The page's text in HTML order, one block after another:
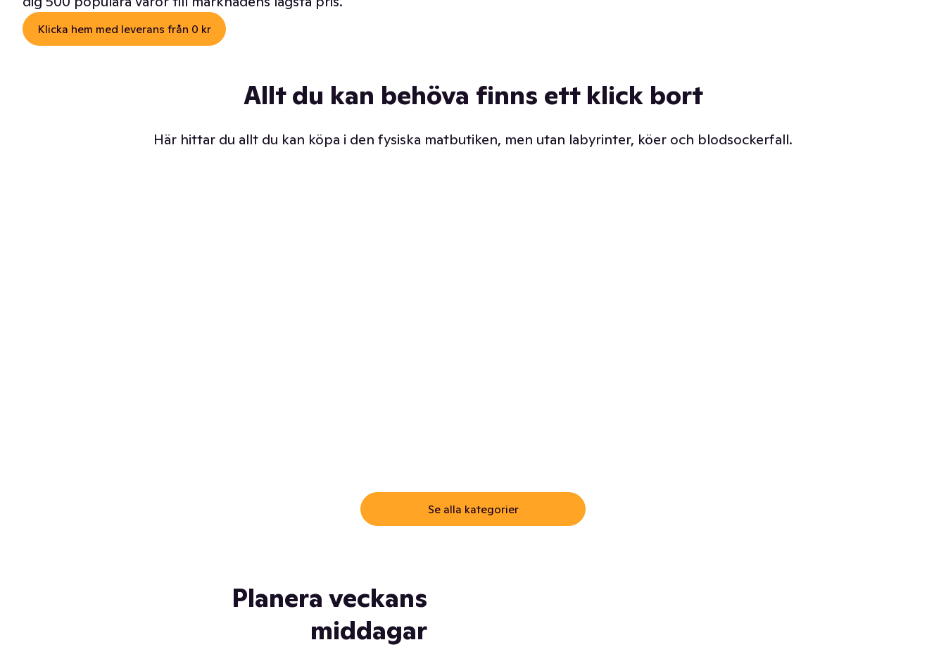
Klicka hem med leverans från 0 kr
Allt du kan behöva finns ett klick bort
Här hittar du allt du kan köpa i den fysiska matbutiken, men utan labyrinter, köer och blodsockerfall.
Se alla kategorier
Planera veckans
middagar